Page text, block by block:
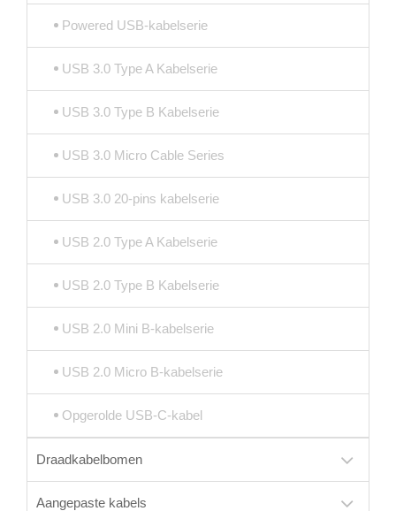
Powered USB-kabelserie
USB 3.0 Type A Kabelserie
USB 3.0 Type B Kabelserie
USB 3.0 Micro Cable Series
USB 3.0 20-pins kabelserie
USB 2.0 Type A Kabelserie
USB 2.0 Type B Kabelserie
USB 2.0 Mini B-kabelserie
USB 2.0 Micro B-kabelserie
Opgerolde USB-C-kabel
Draadkabelbomen
Aangepaste kabels